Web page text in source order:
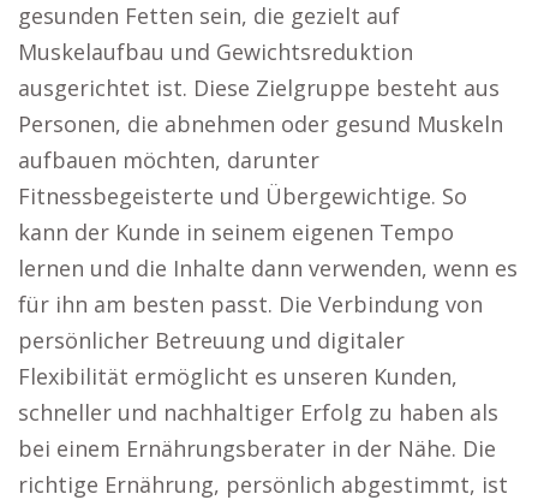
gesunden Fetten sein, die gezielt auf
Muskelaufbau und Gewichtsreduktion
ausgerichtet ist. Diese Zielgruppe besteht aus
Personen, die abnehmen oder gesund Muskeln
aufbauen möchten, darunter
Fitnessbegeisterte und Übergewichtige. So
kann der Kunde in seinem eigenen Tempo
lernen und die Inhalte dann verwenden, wenn es
für ihn am besten passt. Die Verbindung von
persönlicher Betreuung und digitaler
Flexibilität ermöglicht es unseren Kunden,
schneller und nachhaltiger Erfolg zu haben als
bei einem Ernährungsberater in der Nähe. Die
richtige Ernährung, persönlich abgestimmt, ist